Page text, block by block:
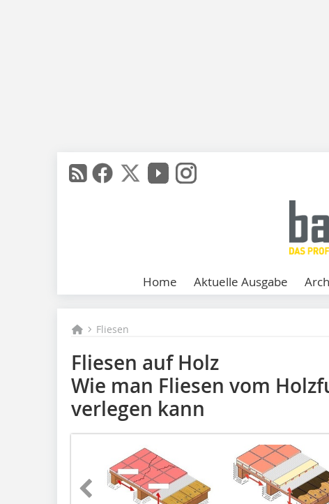
Home Aktuelle Ausgabe
Fliesen
Fliesen auf Holz
Wie man Fliesen vom
verlegen kann